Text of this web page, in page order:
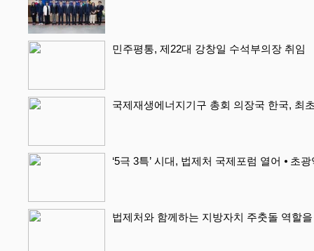
민주평통, 제22대 강창일 수석부의장 취임
국제재생에너지기구 총회 의장국 한국, 최
‘5극 3특’ 시대, 법제처 국제포럼 열어 ⦁ 초
법제처와 함께하는 지방자치 주춧돌 역할